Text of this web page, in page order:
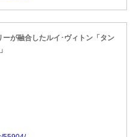
が融合したルイ･ヴィトン「タン